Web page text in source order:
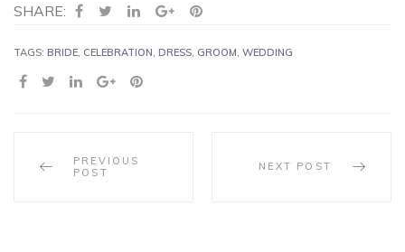
SHARE:
TAGS: BRIDE, CELEBRATION, DRESS, GROOM, WEDDING
SHARE:
PREVIOUS
POST
NEXT POST